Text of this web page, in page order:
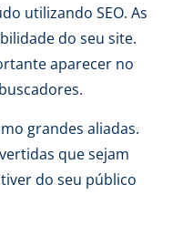
utilizando SEO. As
do seu site.
aparecer no
grandes aliadas.
que sejam
do seu público